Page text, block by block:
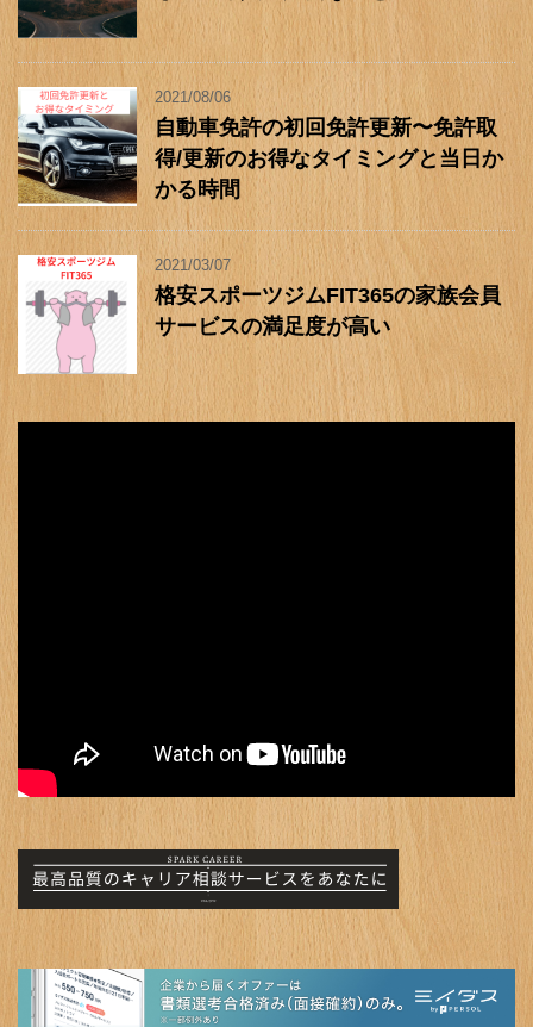
2021/08/06
自動車免許の初回免許更新〜免許取
得/更新のお得なタイミングと当日か
かる時間
2021/03/07
格安スポーツジムFIT365の家族会員
サービスの満足度が高い